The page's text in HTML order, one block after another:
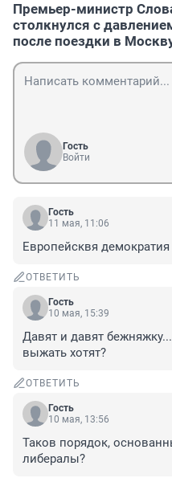
Премьер-министр
столкнулся с
после поездки в
Гость
Войти
Гость
11 мая, 11:06
Европейсквя
ОТВЕТИТЬ
Гость
10 мая, 15:39
Давят и давят
выжать хотят?
ОТВЕТИТЬ
Гость
10 мая, 13:56
Таков порядок,
либералы?